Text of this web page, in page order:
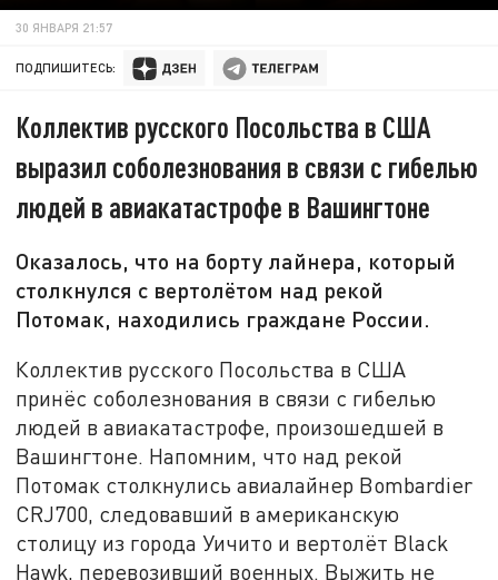
30 ЯНВАРЯ 21:57
ПОДПИШИТЕСЬ:
Коллектив русского Посольства в США
выразил соболезнования в связи с гибелью
людей в авиакатастрофе в Вашингтоне
Оказалось, что на борту лайнера, который
столкнулся с вертолётом над рекой
Потомак, находились граждане России.
Коллектив русского Посольства в США
принёс соболезнования в связи с гибелью
людей в авиакатастрофе, произошедшей в
Вашингтоне. Напомним, что над рекой
Потомак столкнулись авиалайнер Bombardier
CRJ700, следовавший в американскую
столицу из города Уичито и вертолёт Black
Hawk, перевозивший военных. Выжить не